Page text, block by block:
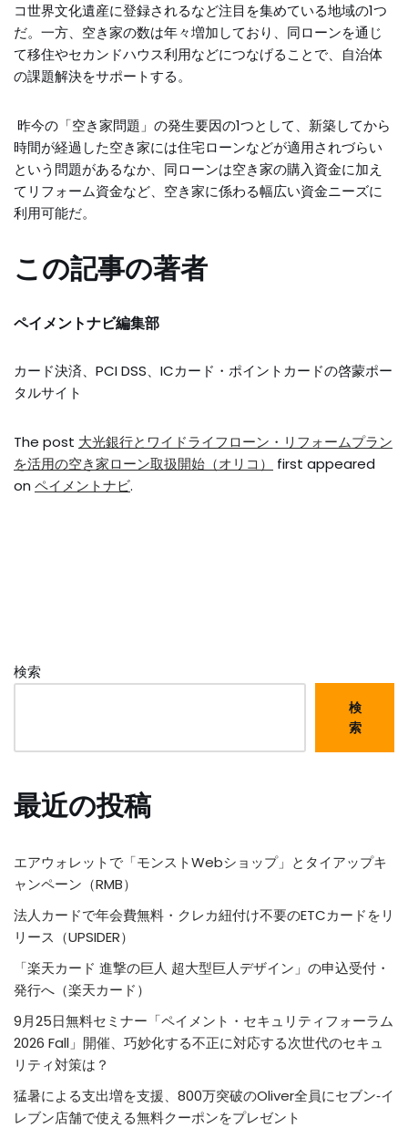
コ世界文化遺産に登録されるなど注目を集めている地域の1つ
だ。一方、空き家の数は年々増加しており、同ローンを通じ
て移住やセカンドハウス利用などにつなげることで、自治体
の課題解決をサポートする。
昨今の「空き家問題」の発生要因の1つとして、新築してから
時間が経過した空き家には住宅ローンなどが適用されづらい
という問題があるなか、同ローンは空き家の購入資金に加え
てリフォーム資金など、空き家に係わる幅広い資金ニーズに
利用可能だ。
この記事の著者
ペイメントナビ編集部
カード決済、PCI DSS、ICカード・ポイントカードの啓蒙ポー
タルサイト
The post 大光銀行とワイドライフローン・リフォームプラン
を活用の空き家ローン取扱開始（オリコ）
first appeared
on ペイメントナビ.
検索
検
索
最近の投稿
エアウォレットで「モンストWebショップ」とタイアップキ
ャンペーン（RMB）
法人カードで年会費無料・クレカ紐付け不要のETCカードをリ
リース（UPSIDER）
「楽天カード 進撃の巨人 超大型巨人デザイン」の申込受付・
発行へ（楽天カード）
9月25日無料セミナー「ペイメント・セキュリティフォーラム
2026 Fall」開催、巧妙化する不正に対応する次世代のセキュ
リティ対策は？
猛暑による支出増を支援、800万突破のOliver全員にセブン‐イ
レブン店舗で使える無料クーポンをプレゼント